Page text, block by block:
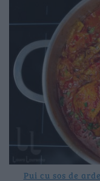
Pui cu sos de